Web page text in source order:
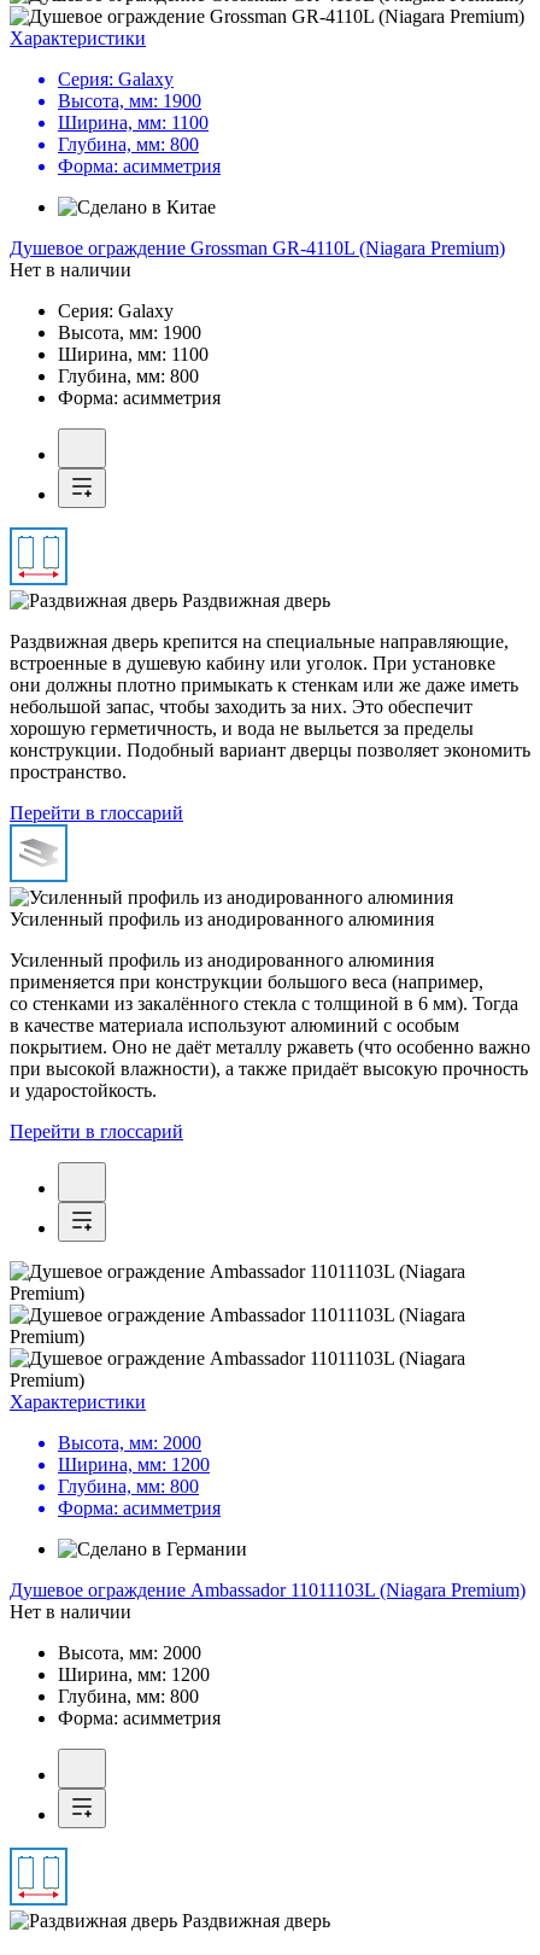
Характеристики
Серия: Galaxy
Высота, мм: 1900
Ширина, мм: 1100
Глубина, мм: 800
Форма: асимметрия
Душевое ограждение Grossman GR-4110L (Niagara Premium)
Нет в наличии
Серия: Galaxy
Высота, мм: 1900
Ширина, мм: 1100
Глубина, мм: 800
Форма: асимметрия
Раздвижная дверь
Раздвижная дверь крепится на специальные направляющие,
встроенные в душевую кабину или уголок. При установке
они должны плотно примыкать к стенкам или же даже иметь
небольшой запас, чтобы заходить за них. Это обеспечит
хорошую герметичность, и вода не выльется за пределы
конструкции. Подобный вариант дверцы позволяет экономить
пространство.
Перейти в глоссарий
Усиленный профиль из анодированного алюминия
Усиленный профиль из анодированного алюминия
применяется при конструкции большого веса (например,
со стенками из закалённого стекла с толщиной в 6 мм). Тогда
в качестве материала используют алюминий с особым
покрытием. Оно не даёт металлу ржаветь (что особенно важно
при высокой влажности), а также придаёт высокую прочность
и ударостойкость.
Перейти в глоссарий
Характеристики
Высота, мм: 2000
Ширина, мм: 1200
Глубина, мм: 800
Форма: асимметрия
Душевое ограждение Ambassador 11011103L (Niagara Premium)
Нет в наличии
Высота, мм: 2000
Ширина, мм: 1200
Глубина, мм: 800
Форма: асимметрия
Раздвижная дверь